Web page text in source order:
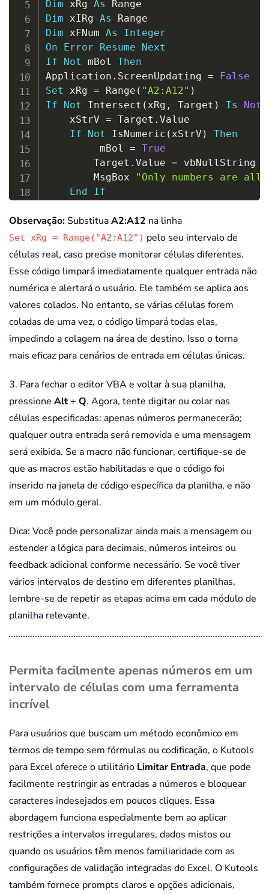
Dim xRg As
Dim xIRg As
Dim xFNum As
Integer
On
Error Resume
Next
If
Not mBol Then
Application . ScreenUpdating =
False
Set xRg = Range ( "A2:A12" )
If
Not Intersect ( xRg , Target ) Is
    xStrV
= Target . Value
If
Not IsNumeric ( xStrV )
Then
         mBol
= True
        Target
. Value = vbNullString
        MsgBox
"Only numbers are
End
If
End If
Else
  mBol
False
End Sub
Observação: SubstituaA2:A12 na linha
Set xRg = Range("A2:A12") pelo seu intervalo de
células real, caso precise monitorar células diferentes.
Esse código limpará imediatamente qualquer entrada não
numérica e alertará o usuário. Ele também se aplica aos
valores colados. No entanto, se várias células forem
coladas de uma vez, o código limpará todas elas,
impedindo a colagem na área de destino. Isso o torna
mais eficaz para cenários de entrada em células únicas.
3. Para fechar o editor VBA e voltar à sua planilha,
pressione Alt+ Q. Agora, tente digitar ou colar nas
células especificadas: apenas números permanecerão;
qualquer outra entrada será removida e uma mensagem
será exibida. Se a macro não funcionar, certifique-se de
que as macros estão habilitadas e que o código foi
inserido na janela de código específica da planilha, e não
em um módulo geral.
Dica: Você pode personalizar ainda mais a mensagem ou
estender a lógica para decimais, números inteiros ou
feedback adicional conforme necessário. Se você tiver
vários intervalos de destino em diferentes planilhas,
lembre-se de repetir as etapas acima em cada módulo de
planilha relevante.
Permita facilmente apenas números em um
intervalo de células com uma ferramenta
incrível
Para usuários que buscam um método econômico em
termos de tempo sem fórmulas ou codificação, o Kutools
para Excel oferece o utilitário Limitar Entrada, que pode
facilmente restringir as entradas a números e bloquear
caracteres indesejados em poucos cliques. Essa
abordagem funciona especialmente bem ao aplicar
restrições a intervalos irregulares, dados mistos ou
quando os usuários têm menos familiaridade com as
configurações de validação integradas do Excel. O Kutools
também fornece prompts claros e opções adicionais,